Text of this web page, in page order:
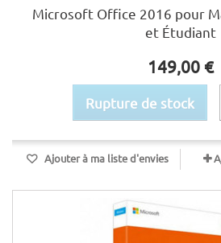
Microsoft Office 2016 pour
et Étudiant
149,00 €
Rupture de stock
Ajouter à ma liste d'envies